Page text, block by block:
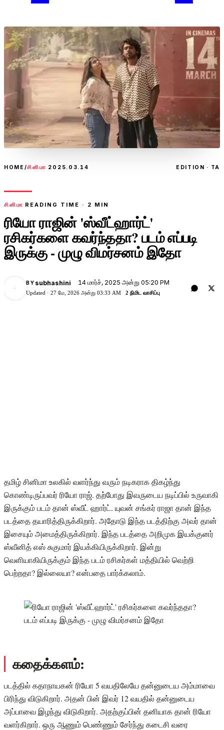
HOME/சினிமா 2025.03.14 EDITION · TA
சினிமா READING TIME · 2 MIN
ரியோ ராஜின் 'ஸ்வீட்ஹார்ட்'
ரசிகர்களை கவர்ந்ததா? படம் எப்படி
இருக்கு - முழு விமர்சனம் இதோ
BY subhashini 14 மார்ச், 2025 அன்று 05:20 PM
Updated · 27 மே, 2026 அன்று 03:33 AM 2 நிமிட வாசிப்பு
தமிழ் சினிமா உலகில் வளர்ந்து வரும் நடிகராக திகழ்ந்து
கொண்டிருப்பவர் ரியோ ராஜ். தற்போது இவருடைய நடிப்பில் உருவாகி
இருக்கும் படம் தான் ஸ்வீட் ஹார்ட். யுவன் சங்கர் ராஜா தான் இந்த
படத்தை தயாரித்திருக்கிறார். அதோடு இந்த படத்திற்கு அவர் தான்
இசையும் அமைத்திருக்கிறார். இந்த படத்தை அறிமுக இயக்குனர்
ஸ்வீனித் எஸ் சுகுமார் இயக்கியிருக்கிறார். இன்று
வெளியாகியிருக்கும் இந்த படம் ரசிகர்கள் மத்தியில் வெற்றி
பெற்றதா? இல்லையா? என்பதை பார்க்கலாம்.
கதைக்களம்:
படத்தில் கதாநாயகன் ரியோ 5 வயதிலேயே தன்னுடைய அம்மாவை
பிரிந்து விடுகிறார். அதன் பின் இவர் 12 வயதில் தன்னுடைய
அப்பாவை இழந்து விடுகிறார். அதற்குப்பின் தனியாக தான் ரியோ
வளர்கிறார். ஒரு ஆணும் பெண்ணும் சேர்ந்து கடைசி வரை